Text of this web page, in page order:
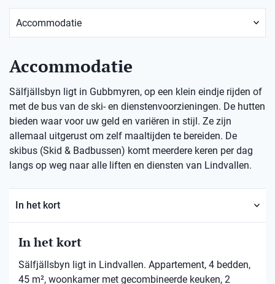
Accommodatie
Sälfjällsbyn ligt in Gubbmyren, op een klein eindje rijden of
met de bus van de ski- en dienstenvoorzieningen. De hutten
bieden waar voor uw geld en variëren in stijl. Ze zijn
allemaal uitgerust om zelf maaltijden te bereiden. De
skibus (Skid & Badbussen) komt meerdere keren per dag
langs op weg naar alle liften en diensten van Lindvallen.
In het kort
In het kort
Sälfjällsbyn ligt in Lindvallen. Appartement, 4 bedden,
45 m², woonkamer met gecombineerde keuken, 2